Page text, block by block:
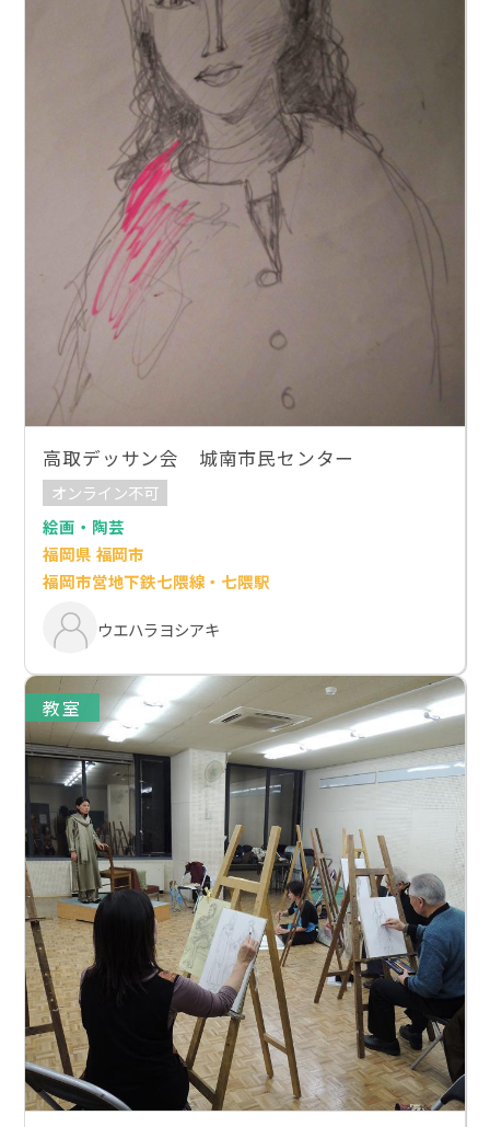
高取デッサン会 城南市民センター
オンライン不可
絵画・陶芸
福岡県 福岡市
福岡市営地下鉄七隈線・七隈駅
ウエハラヨシアキ
教室